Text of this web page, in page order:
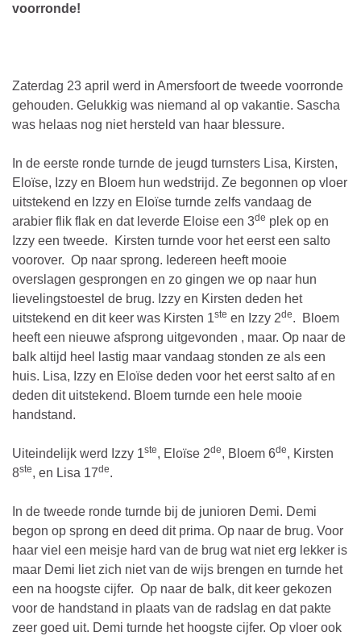
voorronde!
Zaterdag 23 april werd in Amersfoort de tweede voorronde
gehouden. Gelukkig was niemand al op vakantie. Sascha
was helaas nog niet hersteld van haar blessure.
In de eerste ronde turnde de jeugd turnsters Lisa, Kirsten,
Eloïse, Izzy en Bloem hun wedstrijd. Ze begonnen op vloer
uitstekend en Izzy en Eloïse turnde zelfs vandaag de
arabier flik flak en dat leverde Eloise een 3de plek op en
Izzy een tweede. Kirsten turnde voor het eerst een salto
voorover. Op naar sprong. Iedereen heeft mooie
overslagen gesprongen en zo gingen we op naar hun
lievelingstoestel de brug. Izzy en Kirsten deden het
uitstekend en dit keer was Kirsten 1ste en Izzy 2de. Bloem
heeft een nieuwe afsprong uitgevonden , maar. Op naar de
balk altijd heel lastig maar vandaag stonden ze als een
huis. Lisa, Izzy en Eloïse deden voor het eerst salto af en
deden dit uitstekend. Bloem turnde een hele mooie
handstand.
Uiteindelijk werd Izzy 1ste, Eloïse 2de, Bloem 6de, Kirsten
8ste, en Lisa 17de.
In de tweede ronde turnde bij de junioren Demi. Demi
begon op sprong en deed dit prima. Op naar de brug. Voor
haar viel een meisje hard van de brug wat niet erg lekker is
maar Demi liet zich niet van de wijs brengen en turnde het
een na hoogste cijfer. Op naar de balk, dit keer gekozen
voor de handstand in plaats van de radslag en dat pakte
zeer goed uit. Demi turnde het hoogste cijfer. Op vloer ook